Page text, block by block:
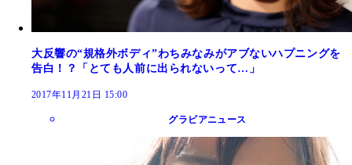
大反響の“規格外ボディ”わちみなみがアブないハプニングを
告白！？「とても人前に出られないって…」
2017年11月21日 15:00
グラビアニュース